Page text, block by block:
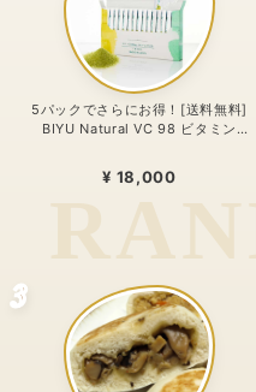
5パックでさらにお得！[送料無料]
BIYU Natural VC 98 ビタミン
合〜 24時間、体温を感じるビタミン
C。98%植物由来のリポソーム処方
¥ 18,000
3